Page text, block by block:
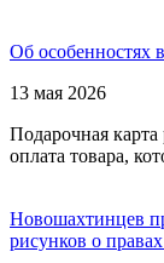
Об особенностях
13 мая 2026
Подарочная карта
оплата товара,
Новошахтинцев
рисунков о